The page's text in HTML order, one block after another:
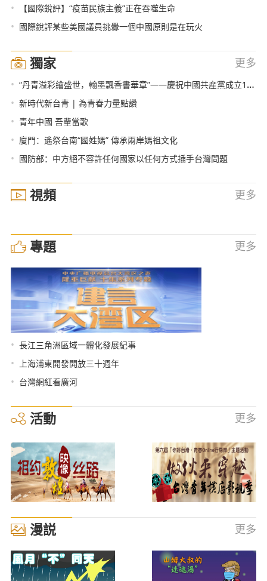
• 【國際銳評】“疫苗民族主義”正在吞噬生命
• 國際銳評某些美國議員挑釁一個中國原則是在玩火
獨家 更多
• “丹青溢彩繪盛世，翰墨飄香書華章”——慶祝中國共産黨成立100週年肖宗林書畫作品展在北京舉行
• 新時代新台青 | 為青春力量點讚
• 青年中國 吾輩當歌
• 廈門：遙祭台南“國姓媽” 傳承兩岸媽祖文化
• 國防部：中方絕不容許任何國家以任何方式插手台灣問題
視頻 更多
專題 更多
• 長江三角洲區域一體化發展紀事
• 上海浦東開發開放三十週年
• 台灣網紅看廣河
活動 更多
漫説 更多